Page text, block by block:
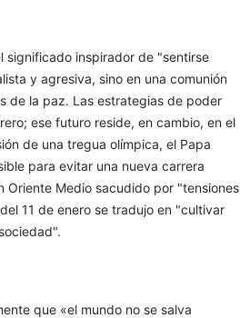
significado inspirador de "sentirse
y agresiva, sino en una comunión
de la paz. Las estrategias de poder
ese futuro reside, en cambio, en el
de una tregua olímpica, el Papa
para evitar una nueva carrera
Oriente Medio sacudido por "tensiones
11 de enero se tradujo en "cultivar
que «el mundo no se salva